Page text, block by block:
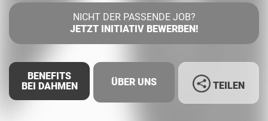
NICHT DER PASSENDE JOB?
JETZT INITIATIV BEWERBEN!
BENEFITS
BEI DAHMEN
ÜBER UNS TEILEN